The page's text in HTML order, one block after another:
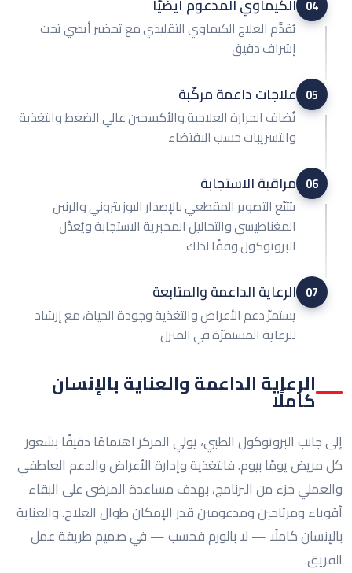
04
يُقدَّم العلاج الكيماوي التقليدي مع تحضير أيضي تحت
إشراف دقيق
05 علاجات داعمة مركّبة
تُضاف الحرارة العلاجية والأكسجين عالي الضغط والتغذية
والتسريبات حسب الاقتضاء
06 مراقبة الاستجابة
يتتبّع التصوير المقطعي بالإصدار البوزيتروني والرنين
المغناطيسي والتحاليل المخبرية الاستجابة ويُعدَّل
البروتوكول وفقًا لذلك
07 الرعاية الداعمة والمتابعة
يستمرّ دعم الأعراض والتغذية وجودة الحياة، مع إرشاد
للرعاية المستمرّة في المنزل
الرعاية الداعمة والعناية بالإنسان
كاملًا
إلى جانب البروتوكول الطبي، يولي المركز اهتمامًا دقيقًا بشعور
كل مريض يومًا بيوم. فالتغذية وإدارة الأعراض والدعم العاطفي
والعملي جزء من البرنامج، بهدف مساعدة المرضى على البقاء
أقوياء ومرتاحين ومدعومين قدر الإمكان طوال العلاج. والعناية
بالإنسان كاملًا — لا بالورم فحسب — في صميم طريقة عمل
الفريق.